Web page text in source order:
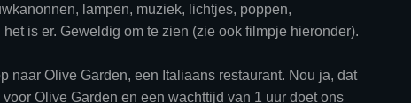
lampen, muziek, lichtjes, poppen,
is er. Geweldig om te zien (zie ook filmpje hieronder).
naar Olive Garden, een Italiaans restaurant. Nou ja, dat
Olive Garden en een wachttijd van 1 uur doet ons